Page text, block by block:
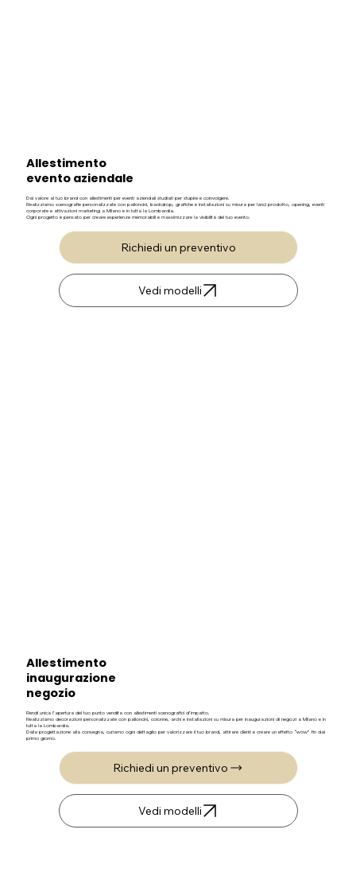
Allestimento
evento aziendale
Dai valore al tuo brand con allestimenti per eventi aziendali studiati per stupire e coinvolgere.
Realizziamo scenografie personalizzate con palloncini, backdrop, grafiche e installazioni su misura per lanci prodotto, opening, eventi
corporate e attivazioni marketing a Milano e in tutta la Lombardia.
Ogni progetto è pensato per creare esperienze memorabili e massimizzare la visibilità del tuo evento.
Richiedi un preventivo
Vedi modelli
Allestimento
inaugurazione
negozio
Rendi unica l’apertura del tuo punto vendita con allestimenti scenografici d’impatto.
Realizziamo decorazioni personalizzate con palloncini, colonne, archi e installazioni su misura per inaugurazioni di negozi a Milano e in
tutta la Lombardia.
Dalla progettazione alla consegna, curiamo ogni dettaglio per valorizzare il tuo brand, attirare clienti e creare un effetto “wow” fin dal
primo giorno.
Richiedi un preventivo
Vedi modelli